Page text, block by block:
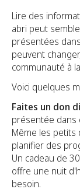
Lire des
abri peut
présentées
peuvent
communauté à
Voici quelques
Faites un don
présentée dans
Même les
planifier des
Un cadeau de
offre une nuit
besoin.